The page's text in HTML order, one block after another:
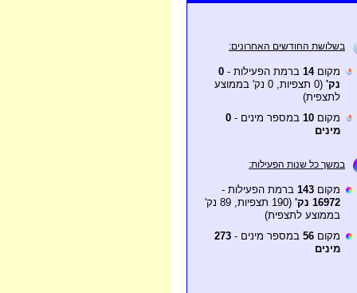
בשלושת החודשים האחרונים:
מקום14 ברמת הפעילות - 0
נק'
(0 תצפיות, 0 נק' בממוצע
לתצפית)
מקום 10 במספר מינים - 0
מינים
במשך כל שנות הפעילות:
מקום 143 ברמת הפעילות -
16972 נק'
(190 תצפיות, 89 נק'
בממוצע לתצפית)
מקום 56 במספר מינים - 273
מינים